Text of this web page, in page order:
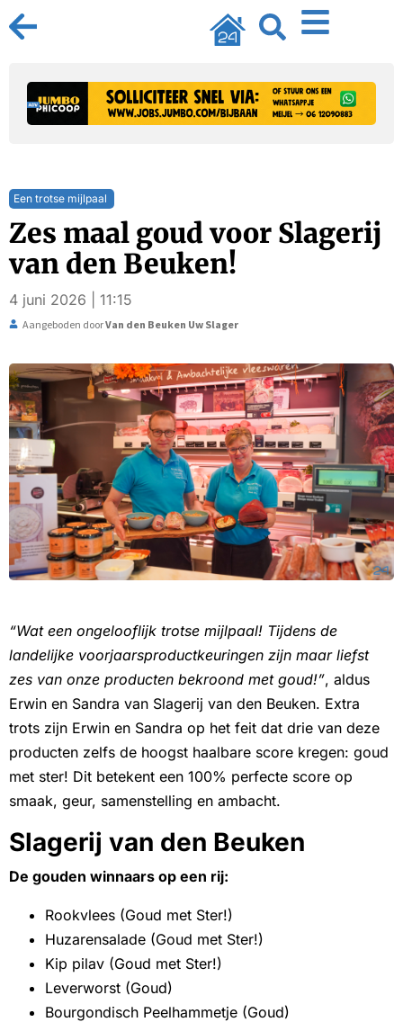
Een trotse mijlpaal
Zes maal goud voor Slagerij
van den Beuken!
4 juni 2026 | 11:15
Aangeboden doorVan den Beuken Uw Slager
“Wat een ongelooflijk trotse mijlpaal! Tijdens de
landelijke voorjaarsproductkeuringen zijn maar liefst
zes van onze producten bekroond met goud!”, aldus
Erwin en Sandra van Slagerij van den Beuken. Extra
trots zijn Erwin en Sandra op het feit dat drie van deze
producten zelfs de hoogst haalbare score kregen: goud
met ster! Dit betekent een 100% perfecte score op
smaak, geur, samenstelling en ambacht.
Slagerij van den Beuken
De gouden winnaars op een rij:
Rookvlees (Goud met Ster!)
Huzarensalade (Goud met Ster!)
Kip pilav (Goud met Ster!)
Leverworst (Goud)
Bourgondisch Peelhammetje (Goud)